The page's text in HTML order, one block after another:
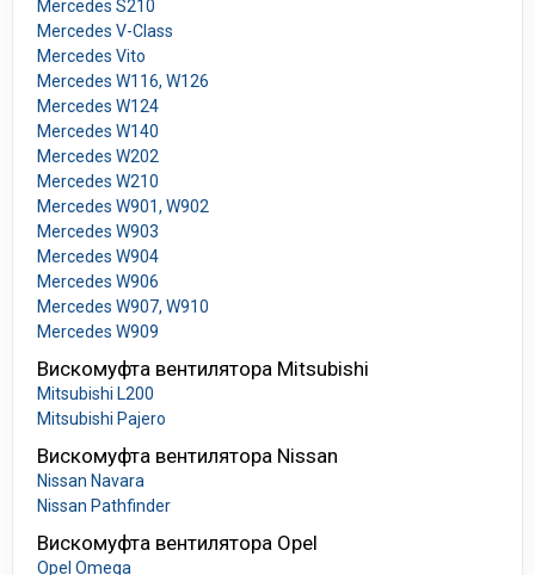
Mercedes S210
Mercedes V-Class
Mercedes Vito
Mercedes W116, W126
Mercedes W124
Mercedes W140
Mercedes W202
Mercedes W210
Mercedes W901, W902
Mercedes W903
Mercedes W904
Mercedes W906
Mercedes W907, W910
Mercedes W909
Вискомуфта вентилятора Mitsubishi
Mitsubishi L200
Mitsubishi Pajero
Вискомуфта вентилятора Nissan
Nissan Navara
Nissan Pathfinder
Вискомуфта вентилятора Opel
Opel Omega